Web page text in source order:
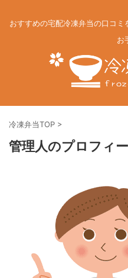
おすすめの宅配冷凍弁当の口コ
お
冷凍弁当TOP >
管理人のプロフィ